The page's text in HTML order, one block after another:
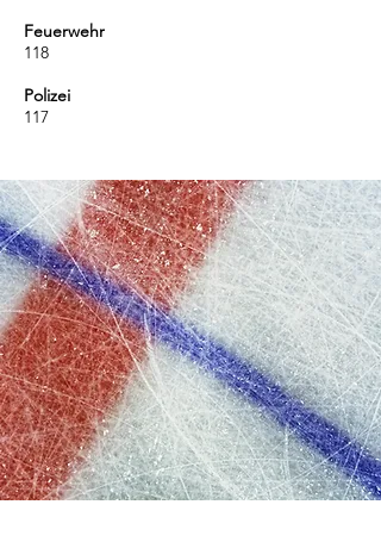
Feuerwehr
118
Polizei
117